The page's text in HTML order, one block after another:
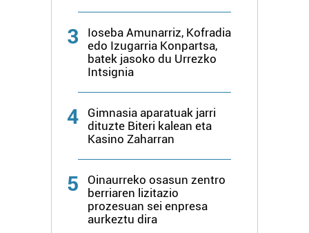
3
Ioseba Amunarriz, Kofradia
edo Izugarria Konpartsa,
batek jasoko du Urrezko
Intsignia
4
Gimnasia aparatuak jarri
dituzte Biteri kalean eta
Kasino Zaharran
5
Oinaurreko osasun zentro
berriaren lizitazio
prozesuan sei enpresa
aurkeztu dira